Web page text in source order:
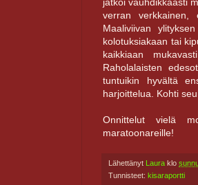
jatkoi vauhdikkaasti
verran
Maaliviivan
kolotuksiakaan tai
kaikkiaan
Raholalaisten
tuntuikin hyvältä
harjoittelua. Kohti
Onnittelut vielä
maratoonareille!
Lähettänyt Laura klo
Tunnisteet: kisaraportti